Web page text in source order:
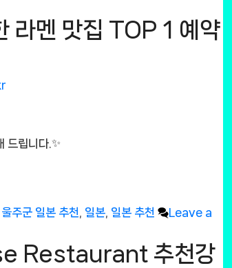
라멘 맛집 TOP 1 예약
드립니다.✨
울주군 일본 추천 일본 일본 추천
Leave a
Restaurant 추천강